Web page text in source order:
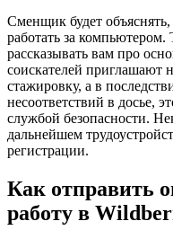
Сменщик будет
работать за
рассказывать вам про
соискателей приглашают
стажировку, а в
несоответствий в досье,
службой безопасности.
дальнейшем
регистрации.
Как отправить
работу в